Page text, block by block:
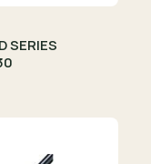
SERIES